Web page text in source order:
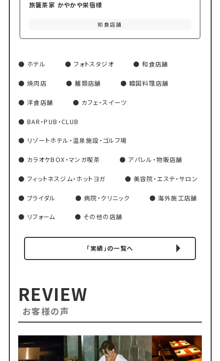
旅籠茶家 かやかや栄宿様
和食店舗
ホテル フォトスタジオ 和食店舗
焼肉店 麺類店舗 韓国料理店舗
洋食店舗 カフェ・スイーツ
BAR・PUB・CLUB
リゾートホテル・温泉施設・ゴルフ場
カラオケBOX・マンガ喫茶 アパレル・物販店舗
フィットネスジム・ホットヨガ 美容院・エステ・サロン
ブライダル 病院・クリニック 海外施工店舗
リフォーム その他の店舗
「実績」の一覧へ
REVIEW
お客様の声